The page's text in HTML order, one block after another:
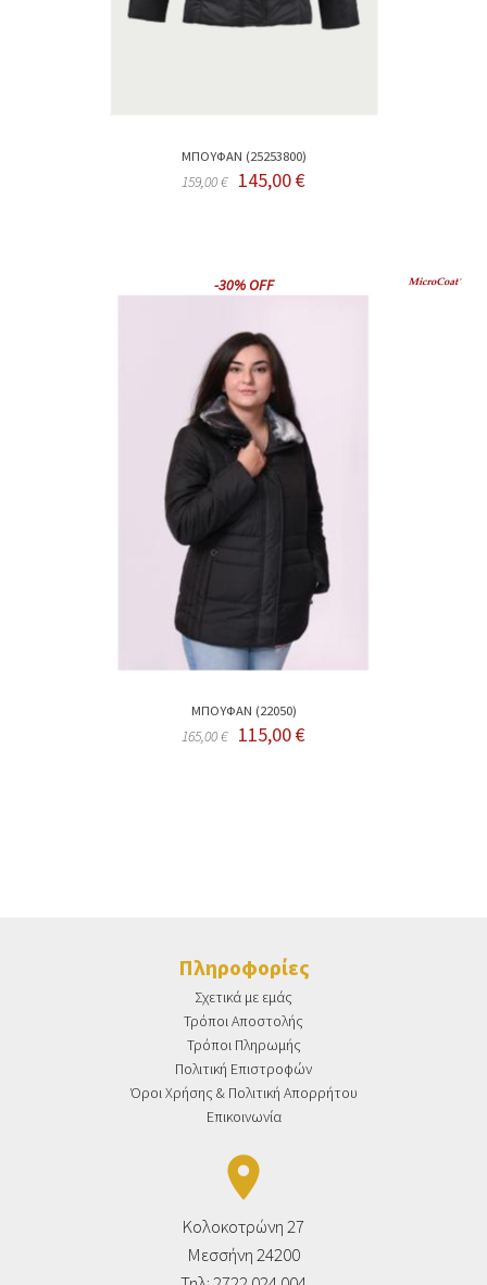
ΜΠΟΥΦΑΝ (25253800)
159,00 € 145,00 €
MΠΟΥΦΑΝ (22050)
165,00 € 115,00 €
-30% OFF
Πληροφορίες
Σχετικά με εμάς
Τρόποι Αποστολής
Τρόποι Πληρωμής
Πολιτική Επιστροφών
Όροι Χρήσης & Πολιτική Απορρήτου
Επικοινωνία
place
Κολοκοτρώνη 27
Μεσσήνη 24200